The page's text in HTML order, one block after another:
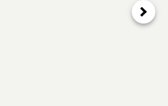
次へ